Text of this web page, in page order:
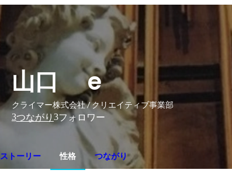
山口 e
クライマー株式会社 / クリエイティブ事業部
3つながり 3フォロワー
ストーリー 性格 つながり